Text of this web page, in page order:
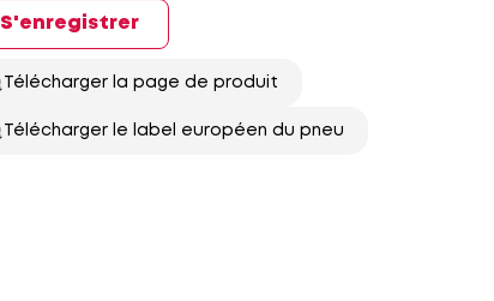
S'enregistrer
Télécharger la page de produit
Télécharger le label européen du pneu